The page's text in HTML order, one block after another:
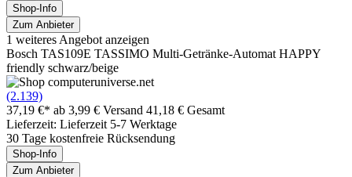
Shop-Info
Zum Anbieter
1 weiteres Angebot anzeigen
Bosch TAS109E TASSIMO Multi-Getränke-Automat HAPPY
friendly schwarz/beige
(2.139)
37,19 €* ab 3,99 € Versand 41,18 € Gesamt
Lieferzeit: Lieferzeit 5-7 Werktage
30 Tage kostenfreie Rücksendung
Shop-Info
Zum Anbieter